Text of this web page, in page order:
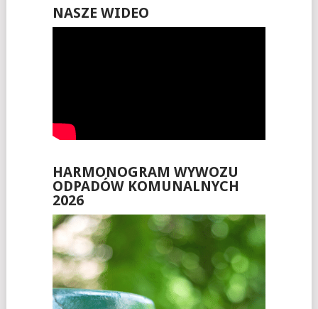
NASZE WIDEO
HARMONOGRAM WYWOZU
ODPADÓW KOMUNALNYCH
2026